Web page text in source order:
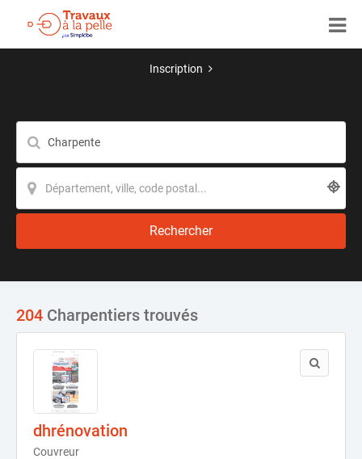
Inscription
Rechercher
204 Charpentiers trouvés
dhrénovation
Couvreur